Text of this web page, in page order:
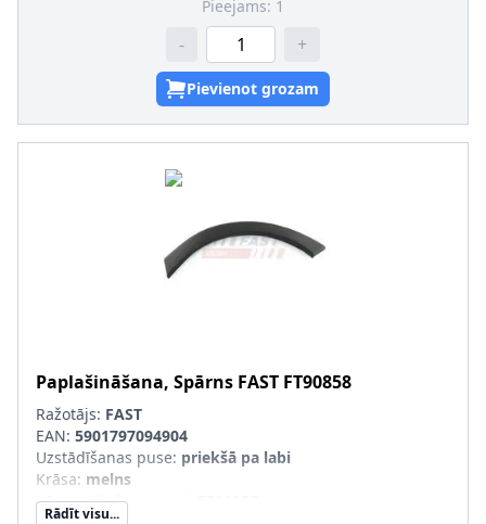
Pieejams: 1
- +
Pievienot grozam
Paplašināšana, Spārns FAST FT90858
Ražotājs: FAST
EAN: 5901797094904
Uzstādīšanas puse: priekšā pa labi
Krāsa: melns
pāra artikulu numuri
Rādīt visu...